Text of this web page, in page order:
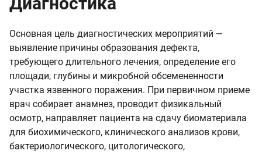
Основная цель диагностических мероприятий —
выявление причины образования дефекта,
требующего длительного лечения, определение его
площади, глубины и микробной обсемененности
участка язвенного поражения. При первичном приеме
врач собирает анамнез, проводит физикальный
осмотр, направляет пациента на сдачу биоматериала
для биохимического, клинического анализов крови,
бактериологического, цитологического,